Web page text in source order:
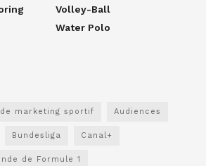
Volley-Ball
Water Polo
marketing sportif Audiences
Bundesliga Canal+
de Formule 1